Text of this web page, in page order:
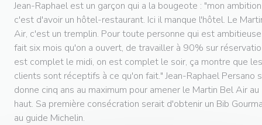
Jean-Raphael est un garçon qui a la bougeote : "mon ambition
c'est d'avoir un hôtel-restaurant. Ici il manque l'hôtel. Le
Air, c'est un tremplin. Pour toute personne qui est
fait six mois qu'on a ouvert, de travailler à 90% sur
est complet le midi, on est complet le soir, ça montre que les
clients sont réceptifs à ce qu'on fait." Jean-Raphael Persano
donne cinq ans au maximum pour amener le Martin Bel Air au
haut. Sa première consécration serait d'obtenir un Bib
au guide Michelin.